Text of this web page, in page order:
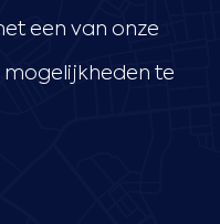
een van onze
te